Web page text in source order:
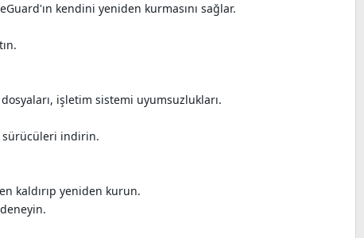
kendini yeniden kurmasını sağlar.
işletim sistemi uyumsuzlukları.
sürücüleri indirin.
kaldırıp yeniden kurun.